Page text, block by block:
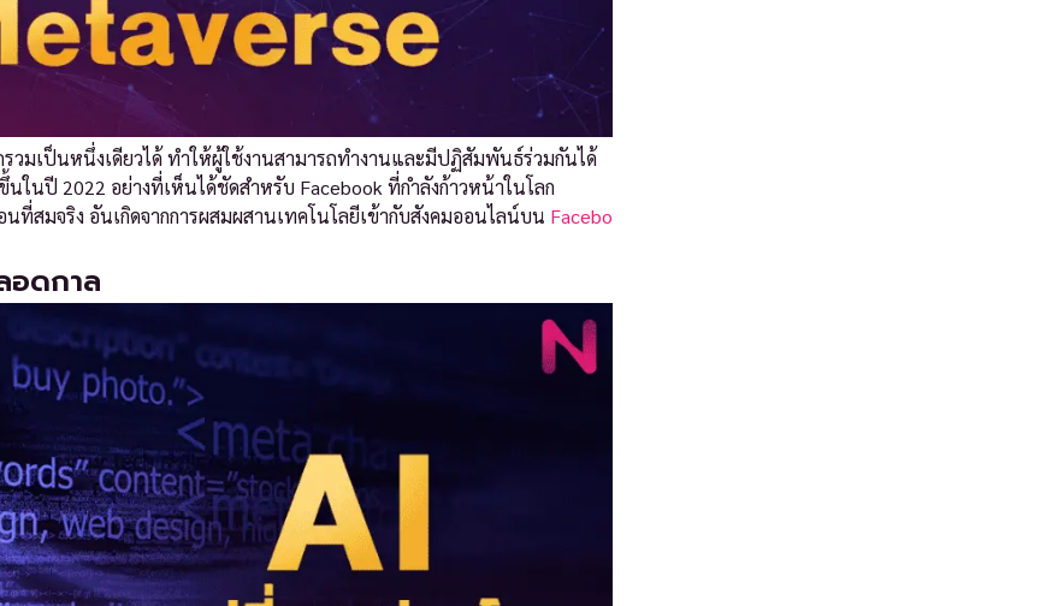
มเป็นหนึ่งเดียวได้ ทำให้ผู้ใช้งานสามารถทำงานและมีปฏิสัมพันธ์ร่วมกันได้
นในปี 2022 อย่างที่เห็นได้ชัดสำหรับ Facebook ที่กำลังก้าวหน้าในโลก
ที่สมจริง อันเกิดจากการผสมผสานเทคโนโลยีเข้ากับสังคมออนไลน์บน Facebo
อดกาล